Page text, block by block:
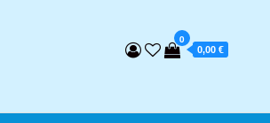
0
0,00 €